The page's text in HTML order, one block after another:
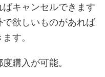
キャンセルできます
で欲しいものがあれば
す。
購入が可能。